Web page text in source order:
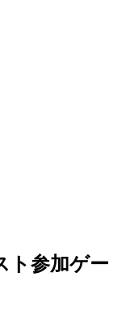
ト参加ゲー